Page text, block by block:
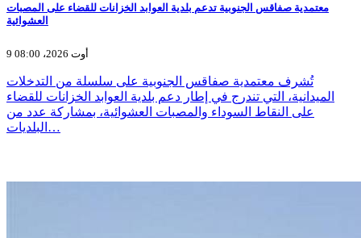
معتمدية صفاقس الجنوبية تدعم بلدية العوابد الخزانات للقضاء على المصبات
العشوائية
9 أوت 2026، 08:00
تُشرف معتمدية صفاقس الجنوبية على سلسلة من التدخلات
الميدانية، التي تندرج في إطار دعم بلدية العوابد الخزانات للقضاء
على النقاط السوداء والمصبات العشوائية، بمشاركة عدد من
البلديات…